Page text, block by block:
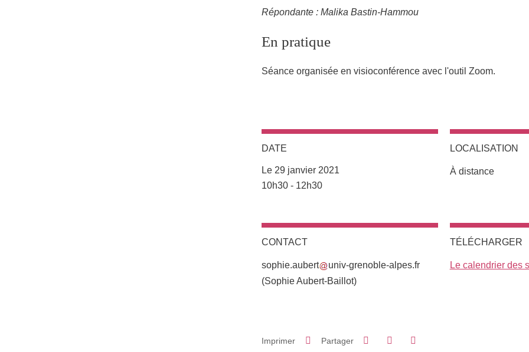
Répondante : Malika Bastin-Hammou
En pratique
Séance organisée en visioconférence avec l'outil Zoom.
DATE
Le 29 janvier 2021
Complément date
10h30 - 12h30
LOCALISATION
À distance
CONTACT
sophie.aubert
univ-grenoble-alpes.fr
(Sophie Aubert-Baillot)
TÉLÉCHARGER
Le calendrier des
Imprimer Partager Partager sur Facebook
Partager sur LinkedIn